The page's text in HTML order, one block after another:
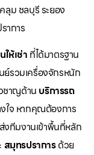
ม ชลบุรี ระยอง
าการ
ให้เช่า ที่ได้มาตรฐาน
รวมเครื่องจักรหนัก
ชาญด้าน บริการรถ
ใจ หากคุณต้องการ
งทีมงานเข้าพื้นที่หลัก
สมุทรปราการด้วย